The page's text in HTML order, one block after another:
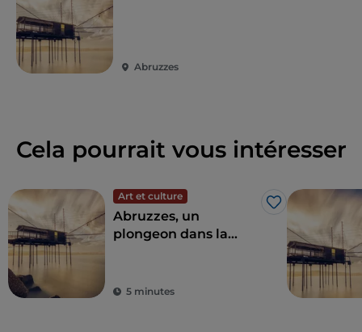
Abruzzes
Cela pourrait vous intéresser
Art et culture
J’aime
Abruzzes, un
plongeon dans la
5 minutes